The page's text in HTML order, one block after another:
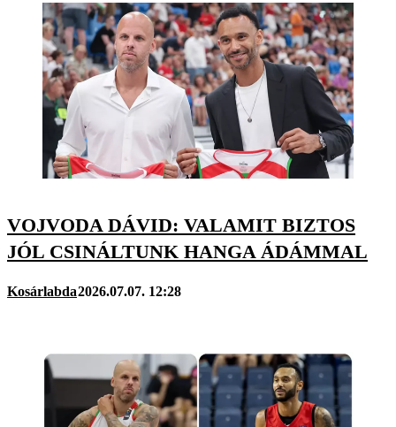
VOJVODA DÁVID: VALAMIT BIZTOS
JÓL CSINÁLTUNK HANGA ÁDÁMMAL
Kosárlabda2026.07.07. 12:28